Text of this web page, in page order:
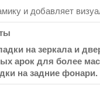
и добавляет
на зеркала и
арок для более
на задние фонари.